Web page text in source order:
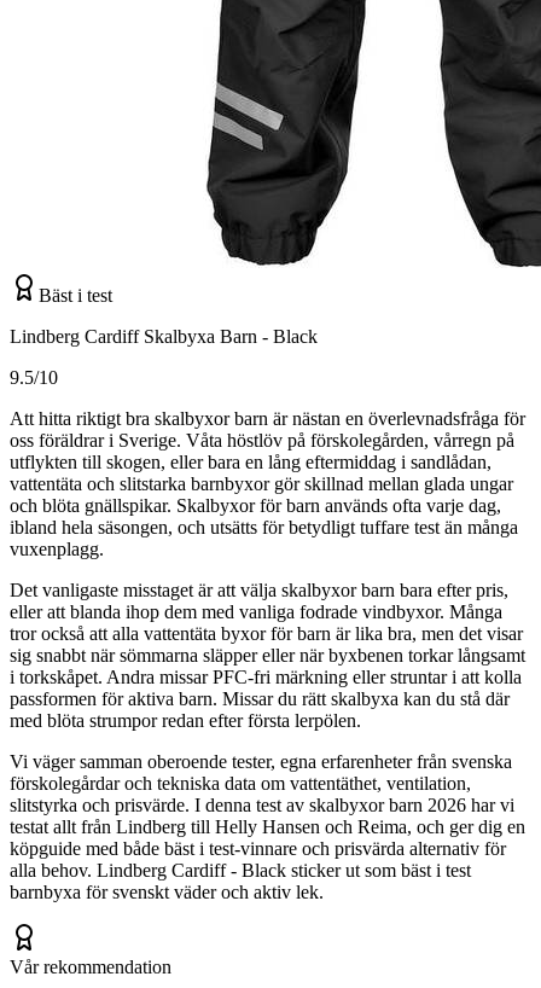
Bäst i test
Lindberg Cardiff Skalbyxa Barn - Black
9.5/10
Att hitta riktigt bra skalbyxor barn är nästan en överlevnadsfråga för
oss föräldrar i Sverige. Våta höstlöv på förskolegården, vårregn på
utflykten till skogen, eller bara en lång eftermiddag i sandlådan,
vattentäta och slitstarka barnbyxor gör skillnad mellan glada ungar
och blöta gnällspikar. Skalbyxor för barn används ofta varje dag,
ibland hela säsongen, och utsätts för betydligt tuffare test än många
vuxenplagg.
Det vanligaste misstaget är att välja skalbyxor barn bara efter pris,
eller att blanda ihop dem med vanliga fodrade vindbyxor. Många
tror också att alla vattentäta byxor för barn är lika bra, men det visar
sig snabbt när sömmarna släpper eller när byxbenen torkar långsamt
i torkskåpet. Andra missar PFC-fri märkning eller struntar i att kolla
passformen för aktiva barn. Missar du rätt skalbyxa kan du stå där
med blöta strumpor redan efter första lerpölen.
Vi väger samman oberoende tester, egna erfarenheter från svenska
förskolegårdar och tekniska data om vattentäthet, ventilation,
slitstyrka och prisvärde. I denna test av skalbyxor barn 2026 har vi
testat allt från Lindberg till Helly Hansen och Reima, och ger dig en
köpguide med både bäst i test-vinnare och prisvärda alternativ för
alla behov. Lindberg Cardiff - Black sticker ut som bäst i test
barnbyxa för svenskt väder och aktiv lek.
Vår rekommendation